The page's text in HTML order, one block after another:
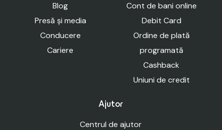
Blog
Presă și media
Conducere
Cariere
Cont de bani online
Debit Card
Ordine de plată
programată
Cashback
Uniuni de credit
Ajutor
Centrul de ajutor